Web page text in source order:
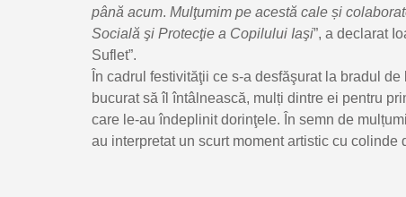
până acum. Mulţumim pe acestă cale și
Socială şi Protecţie a Copilului Iaşi”, a declarat
Suflet”.
În cadrul festivităţii ce s-a desfăşurat la bradul
bucurat să îl întâlnească, mulți dintre ei pentru
care le-au îndeplinit dorinţele. În semn de
au interpretat un scurt moment artistic cu colinde